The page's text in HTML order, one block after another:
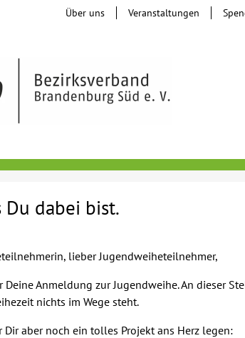
Über uns Veranstaltungen
Du dabei bist.
lieber Jugendweiheteilnehmer,
Deine Anmeldung zur Jugendweihe. An dieser
nichts im Wege steht.
aber noch ein tolles Projekt ans Herz legen: